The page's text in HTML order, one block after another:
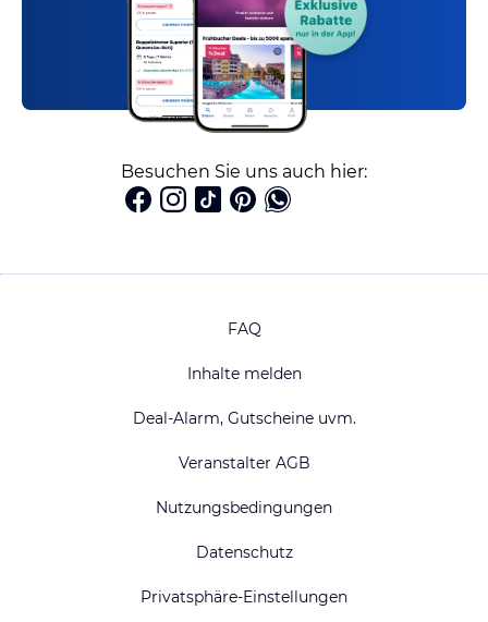
Besuchen Sie uns auch hier:
FAQ
Inhalte melden
Deal-Alarm, Gutscheine uvm.
Veranstalter AGB
Nutzungsbedingungen
Datenschutz
Privatsphäre-Einstellungen